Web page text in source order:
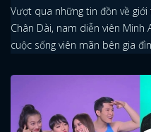
Vượt qua những tin đồn về
Chân Dài, nam diễn viên
cuộc sống viên mãn bên gia